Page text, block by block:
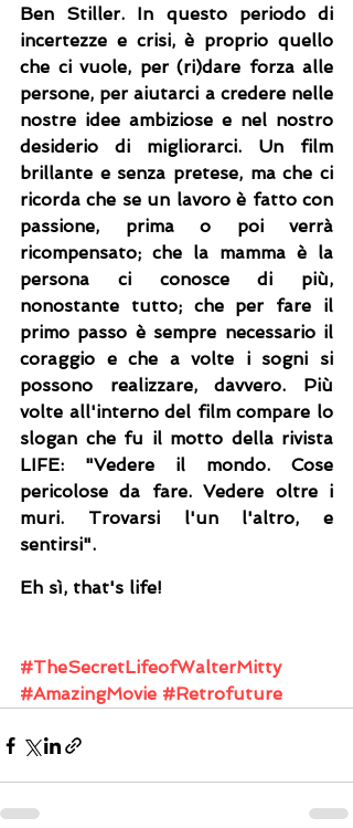
Ben Stiller. In questo periodo di
incertezze e crisi, è proprio quello
che ci vuole, per (ri)dare forza alle
persone, per aiutarci a credere nelle
nostre idee ambiziose e nel nostro
desiderio di migliorarci. Un film
brillante e senza pretese, ma che ci
ricorda che se un lavoro è fatto con
passione, prima o poi verrà
ricompensato; che la mamma è la
persona ci conosce di più,
nonostante tutto; che per fare il
primo passo è sempre necessario il
coraggio e che a volte i sogni si
possono realizzare, davvero. Più
volte all'interno del film compare lo
slogan che fu il motto della rivista
LIFE: "Vedere il mondo. Cose
pericolose da fare. Vedere oltre i
muri. Trovarsi l'un l'altro, e
sentirsi".
Eh sì, that's life!
#TheSecretLifeofWalterMitty
#AmazingMovie #Retrofuture